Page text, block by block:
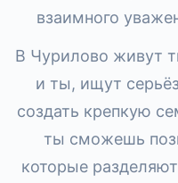
взаимного
В Чурилово живут
и ты, ищут
создать крепкую
ты сможешь
которые